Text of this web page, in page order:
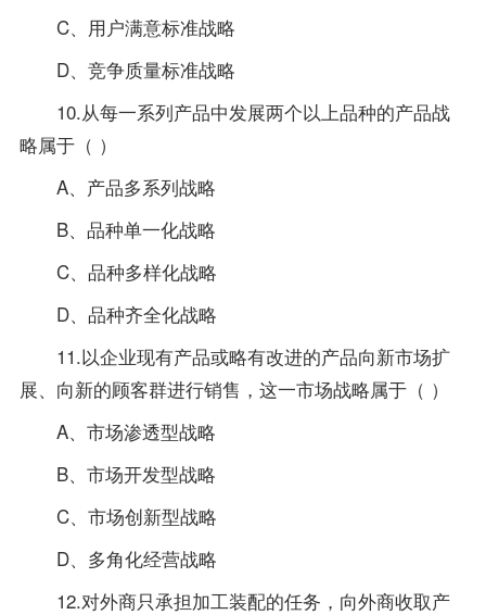
C、用户满意标准战略
D、竞争质量标准战略
10.从每一系列产品中发展两个以上品种的产品战
略属于（ ）
A、产品多系列战略
B、品种单一化战略
C、品种多样化战略
D、品种齐全化战略
11.以企业现有产品或略有改进的产品向新市场扩
展、向新的顾客群进行销售，这一市场战略属于（ ）
A、市场渗透型战略
B、市场开发型战略
C、市场创新型战略
D、多角化经营战略
12.对外商只承担加工装配的任务，向外商收取产